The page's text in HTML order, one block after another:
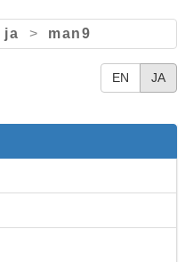
ja > man9
EN JA